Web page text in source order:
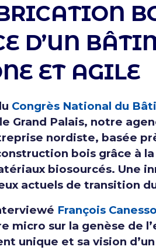
D’UN
ET AGILE
Congrès National du
Grand Palais, notre
nordiste, basée
bois grâce à
biosourcés. Une
actuels de transition
François
micro sur la genèse de
unique et sa vision